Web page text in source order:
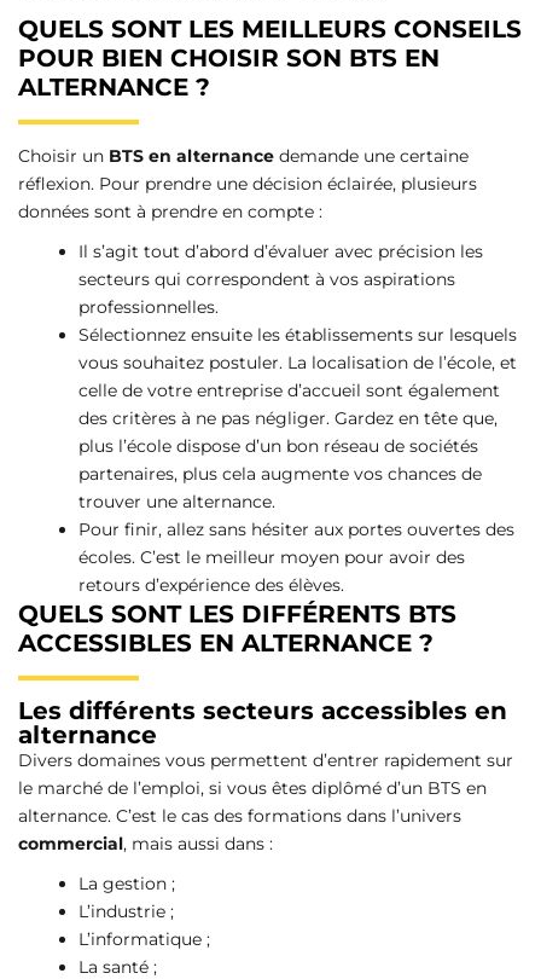
QUELS SONT LES MEILLEURS CONSEILS
POUR BIEN CHOISIR SON BTS EN
ALTERNANCE ?
Choisir un BTS en alternance demande une certaine
réflexion. Pour prendre une décision éclairée, plusieurs
données sont à prendre en compte :
Il s’agit tout d’abord d’évaluer avec précision les
secteurs qui correspondent à vos aspirations
professionnelles.
Sélectionnez ensuite les établissements sur lesquels
vous souhaitez postuler. La localisation de l’école, et
celle de votre entreprise d’accueil sont également
des critères à ne pas négliger. Gardez en tête que,
plus l’école dispose d’un bon réseau de sociétés
partenaires, plus cela augmente vos chances de
trouver une alternance.
Pour finir, allez sans hésiter aux portes ouvertes des
écoles. C’est le meilleur moyen pour avoir des
retours d’expérience des élèves.
QUELS SONT LES DIFFÉRENTS BTS
ACCESSIBLES EN ALTERNANCE ?
Les différents secteurs accessibles en
alternance
Divers domaines vous permettent d’entrer rapidement sur
le marché de l’emploi, si vous êtes diplômé d’un BTS en
alternance. C’est le cas des formations dans l’univers
commercial, mais aussi dans :
La gestion ;
L’industrie ;
L’informatique ;
La santé ;